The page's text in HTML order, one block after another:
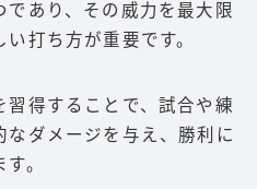
あり、その威力を最大限
打ち方が重要です。
得することで、試合や練
ダメージを与え、勝利に
。